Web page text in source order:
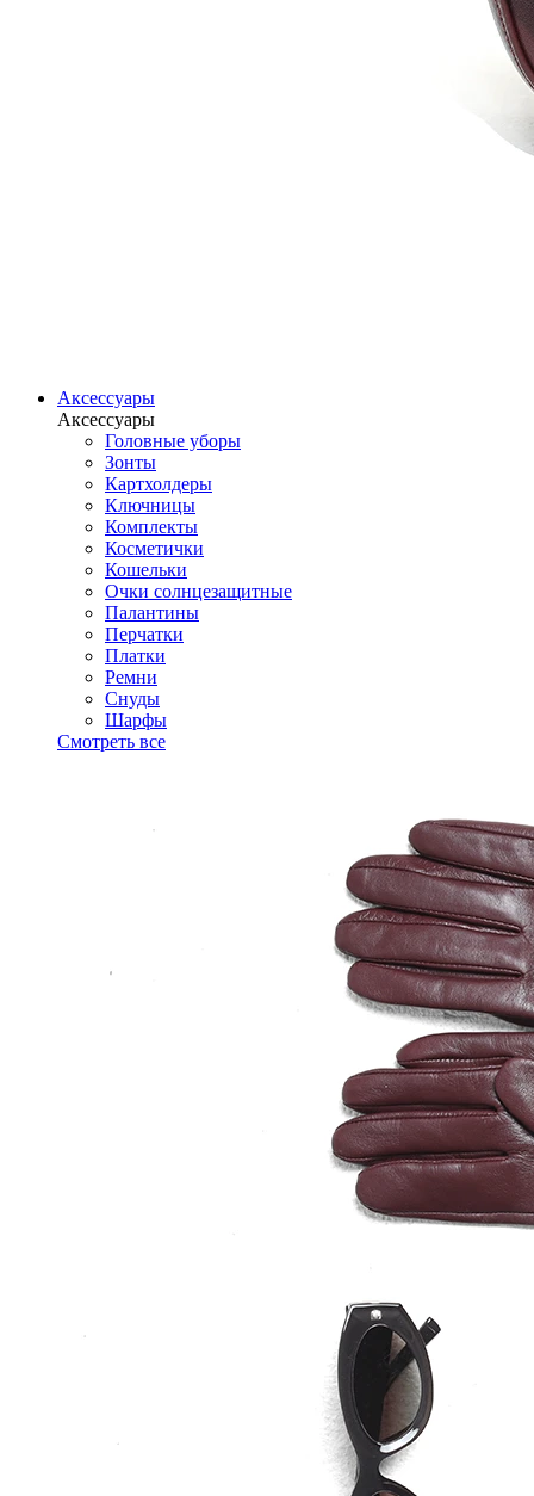
Аксессуары
Аксессуары
Головные уборы
Зонты
Картхолдеры
Ключницы
Комплекты
Косметички
Кошельки
Очки солнцезащитные
Палантины
Перчатки
Платки
Ремни
Снуды
Шарфы
Смотреть все